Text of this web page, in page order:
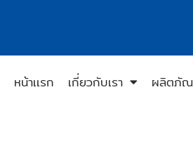
หน้าเเรก เกี่ยวกับเรา ผลิตภั